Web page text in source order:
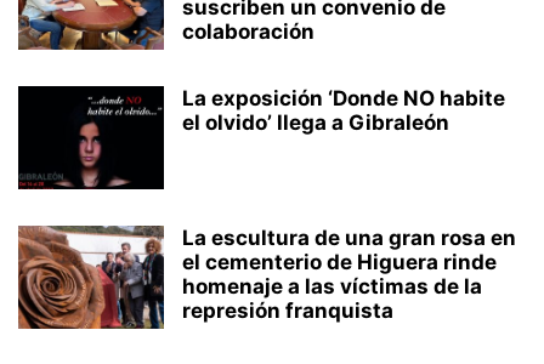
suscriben un convenio de
colaboración
La exposición ‘Donde NO habite
el olvido’ llega a Gibraleón
La escultura de una gran rosa en
el cementerio de Higuera rinde
homenaje a las víctimas de la
represión franquista